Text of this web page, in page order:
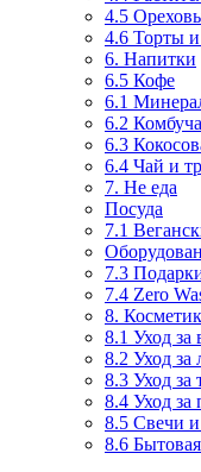
4.5
4.6 Торты
6. Напитки
6.5 Кофе
6.1
6.2
6.3
6.4 Чай и
7. Не еда
Посуда
7.1
7.3
7.4 Zero
8.
8.1 Уход за
8.2 Уход за
8.3 Уход за
8.4 Уход за
8.5 Свечи
8.6